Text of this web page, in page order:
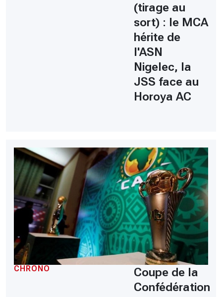
(tirage au
sort) : le MCA
hérite de
l'ASN
Nigelec, la
JSS face au
Horoya AC
CHRONO
Coupe de la
Confédération